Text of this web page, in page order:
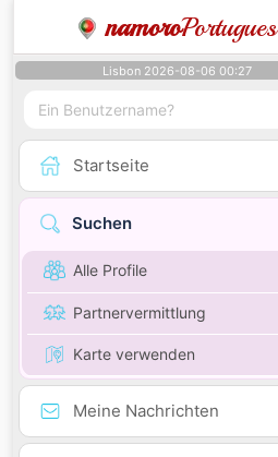
namoroPortugues
Lisbon 2026-08-06 00:27
Startseite
Suchen
Alle Profile
Partnervermittlung
Karte verwenden
Meine Nachrichten